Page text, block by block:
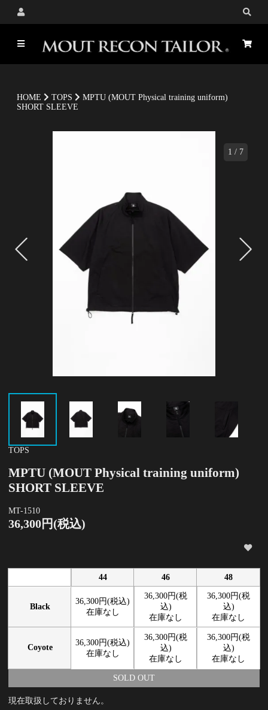
HOME TOPS
MPTU (MOUT Physical training uniform)
SHORT SLEEVE
1 / 7
TOPS
MPTU (MOUT Physical training uniform)
SHORT SLEEVE
MT-1510
36,300円(税込)
44 46 48
Black
36,300円(税込)
在庫なし
36,300円(税
込)
在庫なし
36,300円(税
込)
在庫なし
Coyote
36,300円(税込)
在庫なし
36,300円(税
込)
在庫なし
36,300円(税
込)
在庫なし
SOLD OUT
現在取扱しておりません。